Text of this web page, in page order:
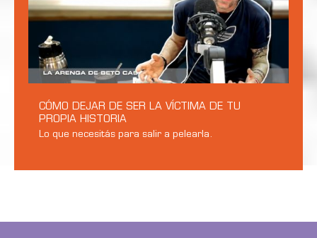
CÓMO DEJAR DE SER LA VÍCTIMA DE TU
PROPIA HISTORIA
Lo que necesitás para salir a pelearla.